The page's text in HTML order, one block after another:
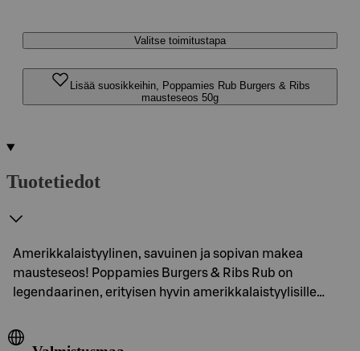
Valitse toimitustapa
Lisää suosikkeihin, Poppamies Rub Burgers & Ribs
mausteseos 50g
Tuotetiedot
Amerikkalaistyylinen, savuinen ja sopivan makea
mausteseos! Poppamies Burgers & Ribs Rub on
legendaarinen, erityisen hyvin amerikkalaistyylisille…